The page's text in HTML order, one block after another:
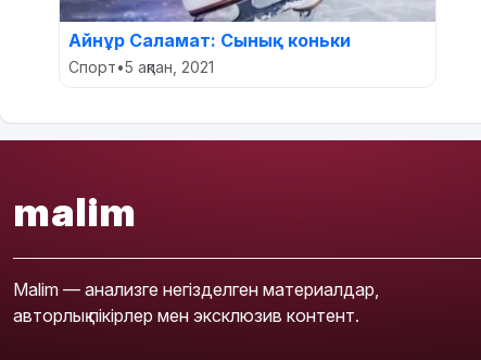
Айнұр Саламат: Сынық коньки
Спорт•5 ақпан, 2021
malim
Malim — анализге негізделген материалдар,
авторлық пікірлер мен эксклюзив контент.